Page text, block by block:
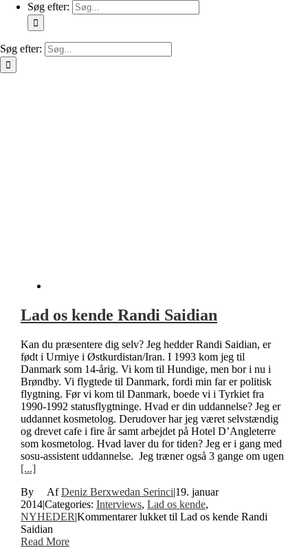
Søg efter:
Søg efter:
Lad os kende Randi Saidian
Kan du præsentere dig selv? Jeg hedder Randi Saidian, er
født i Urmiye i Østkurdistan/Iran. I 1993 kom jeg til
Danmark som 14-årig. Vi kom til Hundige, men bor i nu i
Brøndby. Vi flygtede til Danmark, fordi min far er politisk
flygtning. Før vi kom til Danmark, boede vi i Tyrkiet fra
1990-1992 statusflygtninge. Hvad er din uddannelse? Jeg er
uddannet kosmetolog. Derudover har jeg været selvstændig
og drevet cafe i fire år samt arbejdet på Hotel D’Angleterre
som kosmetolog. Hvad laver du for tiden? Jeg er i gang med
sosu-assistent uddannelse. Jeg træner også 3 gange om ugen
[...]
By
Deniz Berxwedan Serinci|19. januar
2014|Categories: Interviews, Lad os kende,
NYHEDER|Kommentarer lukket til Lad os kende Randi
Saidian
Read More